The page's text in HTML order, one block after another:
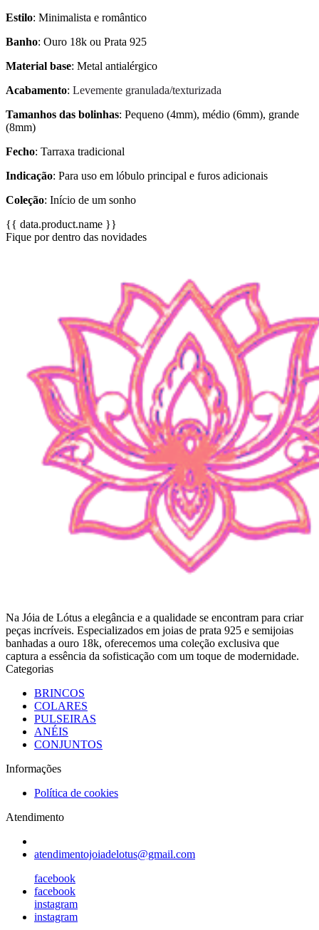
Estilo: Minimalista e romântico
Banho: Ouro 18k ou Prata 925
Material base: Metal antialérgico
Acabamento: Levemente granulada/texturizada
Tamanhos das bolinhas: Pequeno (4mm), médio (6mm), grande
(8mm)
Fecho: Tarraxa tradicional
Indicação: Para uso em lóbulo principal e furos adicionais
Coleção: Início de um sonho
{{ data.product.name }}
Fique por dentro das novidades
Na Jóia de Lótus a elegância e a qualidade se encontram para criar
peças incríveis. Especializados em joias de prata 925 e semijoias
banhadas a ouro 18k, oferecemos uma coleção exclusiva que
captura a essência da sofisticação com um toque de modernidade.
Categorias
BRINCOS
COLARES
PULSEIRAS
ANÉIS
CONJUNTOS
Informações
Política de cookies
Atendimento
atendimentojoiadelotus@gmail.com
facebook
facebook
instagram
instagram